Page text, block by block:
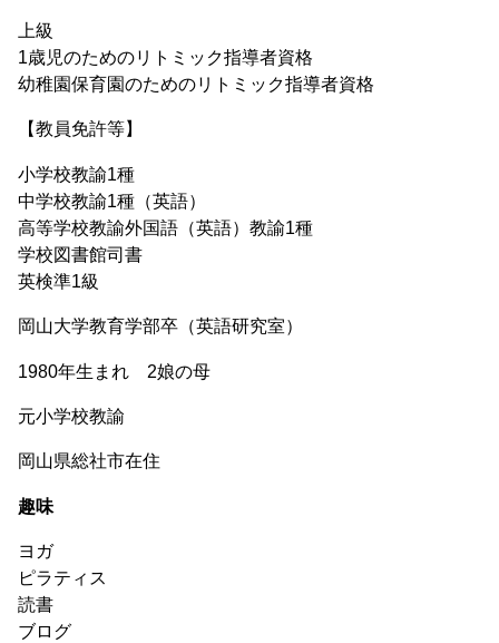
上級
1歳児のためのリトミック指導者資格
幼稚園保育園のためのリトミック指導者資格
【教員免許等】
小学校教諭1種
中学校教諭1種（英語）
高等学校教諭外国語（英語）教諭1種
学校図書館司書
英検準1級
岡山大学教育学部卒（英語研究室）
1980年生まれ 2娘の母
元小学校教諭
岡山県総社市在住
趣味
ヨガ
ピラティス
読書
ブログ